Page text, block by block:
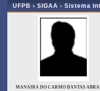
UFPB › SIGAA - Sistema
MANAIRA DO CARMO DANTAS